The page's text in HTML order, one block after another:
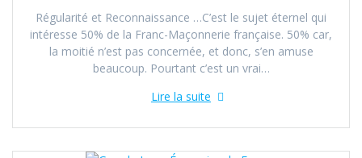
Régularité et Reconnaissance …C’est le sujet éternel qui
intéresse 50% de la Franc-Maçonnerie française. 50% car,
la moitié n’est pas concernée, et donc, s’en amuse
beaucoup. Pourtant c’est un vrai…
Lire la suite